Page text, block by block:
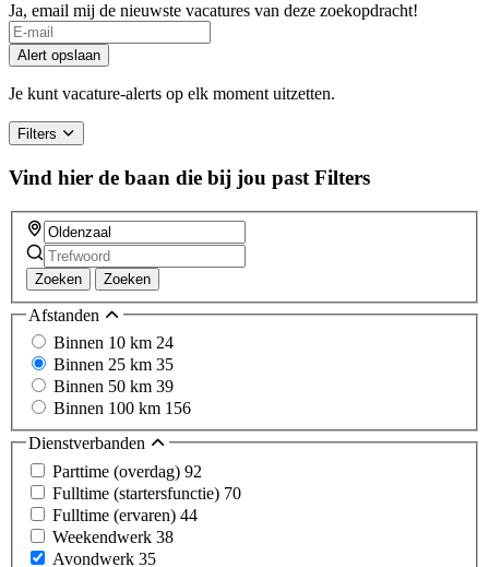
Ja, email mij de nieuwste vacatures van deze zoekopdracht!
If
you
are
a
ignore
this
field
Alert opslaan
Je kunt vacature-alerts op elk moment uitzetten.
Filters
Vind hier de baan die bij jou past Filters
Zoeken Zoeken
Afstanden
Binnen 10 km 24
Binnen 25 km 35
Binnen 50 km 39
Binnen 100 km 156
Dienstverbanden
Parttime (overdag) 92
Fulltime (startersfunctie) 70
Fulltime (ervaren) 44
Weekendwerk 38
Avondwerk 35